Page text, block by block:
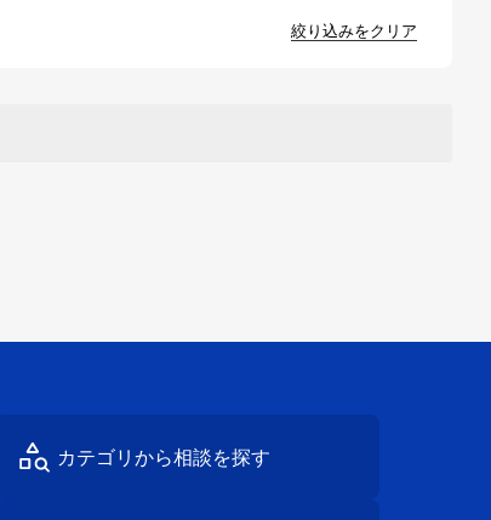
絞り込みをクリア
カテゴリから相談を探す